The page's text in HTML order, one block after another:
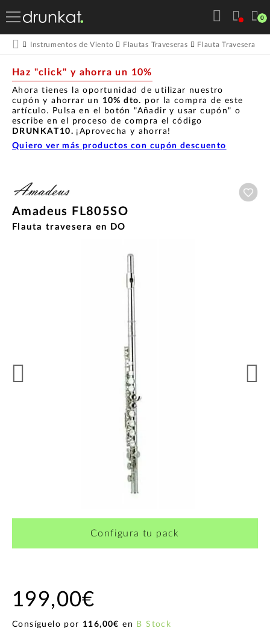
0
Instrumentos de Viento Flautas Traveseras Flauta Travesera
Haz "click" y ahorra un 10%
Ahora tienes la oportunidad de utilizar nuestro
cupón y ahorrar un 10% dto. por la compra de este
artículo. Pulsa en el botón "Añadir y usar cupón" o
escribe en el proceso de compra el código
DRUNKAT10. ¡Aprovecha y ahorra!
Quiero ver más productos con cupón descuento
Amadeus FL805SO
Flauta travesera en DO
Configura tu pack
199,00€
Consíguelo por 116,00€ en B Stock